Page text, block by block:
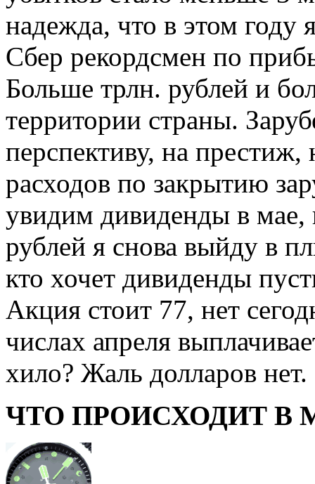
надежда, что в этом году
Сбер рекордсмен по
Больше трлн. рублей и
территории страны.
перспективу, на
расходов по закрытию
увидим дивиденды в мае,
рублей я снова выйду в
кто хочет дивиденды
Акция стоит 77, нет
числах апреля
хило? Жаль долларов
ЧТО ПРОИСХОДИТ В